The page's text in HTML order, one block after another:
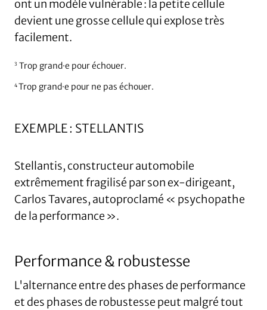
ont un modèle vulnérable : la petite cellule
devient une grosse cellule qui explose très
facilement.
3 Trop grand·e pour échouer.
4 Trop grand·e pour ne pas échouer.
EXEMPLE : STELLANTIS
Stellantis, constructeur automobile
extrêmement fragilisé par son ex-dirigeant,
Carlos Tavares, autoproclamé « psychopathe
de la performance ».
Performance & robustesse
L'alternance entre des phases de performance
et des phases de robustesse peut malgré tout